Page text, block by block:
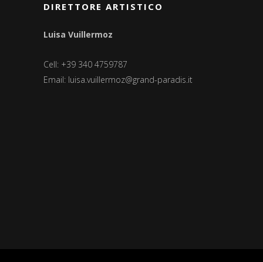
DIRETTORE ARTISTICO
Luisa Vuillermoz
Cell: +39 340 4759787
Email: luisa.vuillermoz@grand-paradis.it